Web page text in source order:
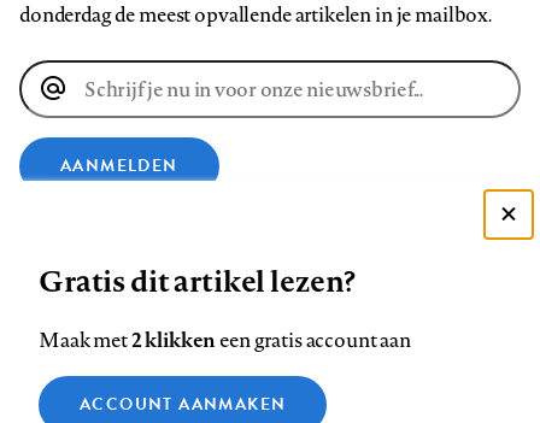
donderdag de meest opvallende artikelen in je mailbox.
E-
mailadres
AANMELDEN
op
op
op
ons
op
Contact Colofon Disclaimer Privacy
Zie onze cookie policy
Gratis dit artikel lezen?
Maak met2 klikkeneen gratis account aan
ACCOUNT AANMAKEN